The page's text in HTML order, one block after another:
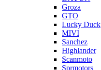
Groza
GTO
Lucky Duck
MIVI
Sanchez
Highlander
Scanmoto
Sprmotors